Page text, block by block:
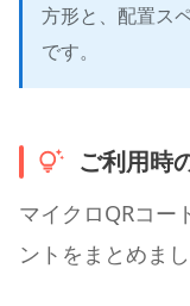
方形と、配置ス
です。
ご利用時
マイクロQRコー
ントをまとめまし